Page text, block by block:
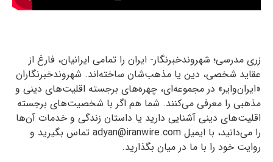
زری مدرسی؛ شهروندخبرنگار- ایران را تمامی ایرانیان، فارغ از
عقاید شخصی، دین یا مذهب‌شان ساخته‌اند. شهروندخبرنگاران
«ایران‌وایر» در مجموعه‌ای، چهره‌های برجسته اقلیت‌های دینی و
مذهبی را معرفی می‌کنند. شما هم اگر با شخصیت‌های برجسته
اقلیت‌های دینی آشنایی دارید یا داستان زندگی و خدمات آن‌ها
را می‌دانید، با ایمیل adyan@iranwire.com تماس بگیرید و
روایت خود را با ما در میان بگذارید.